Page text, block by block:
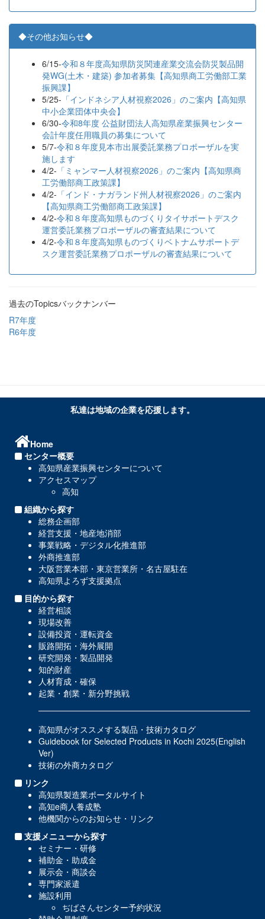
◆その他お知らせ◆
6/15-令和８年度高知県防災関連産業交流会防災製品開
発WG(土木・建築) 参加者募集【高知県商工労働部工業
振興課】
5/25- 「インドネシア人材視察2026」のご案内【高知県
中小企業団体中央会】
6/30-令和8年度 公益財団法人高知県産業振興センター
会計年度任用職員の募集について
5/7-令和８年度見本市出展委託業務プロポーザルを実
施します
4/2- 「ミャンマー人材視察2026」のご案内【高知県商
工労働部商工政策課】
4/2- 「インド・ナガランド州人材視察2026」のご案内
【高知県商工労働部商工政策課】
4/2-令和８年度高知県ものづくりタイサポートデスク
運営委託業務プロポーザルの審査結果について
4/2-令和８年度高知県ものづくりベトナムサポートデ
スク運営委託業務プロポーザルの審査結果について
過去のTopicsバックナンバー
R7年度
R6年度
私達は地域の企業を応援します。
Home
センター概要
高知県産業振興センターについて
アクセスマップ
高知
組織から探す
総務企画部
経営支援・地産地消部
事業戦略・デジタル化推進部
外商推進部
大阪営業本部・東京営業所・名古屋駐在
高知県よろず支援拠点
目的から探す
経営相談
現場改善
設備投資・運転資金
販路開拓・海外展開
研究開発・製品開発
知的財産
人材育成・確保
起業・創業・新分野挑戦
高知県がオススメする製品・技術カタログ
Guidebook for Selected Products in Kochi 2025(English
Ver)
技術の外商カタログ
リンク
高知県製造業ポータルサイト
高知e商人養成塾
他機関からのお知らせ・リンク
支援メニューから探す
セミナー・研修
補助金・助成金
展示会・商談会
専門家派遣
施設利用
ぢばさんセンター予約状況